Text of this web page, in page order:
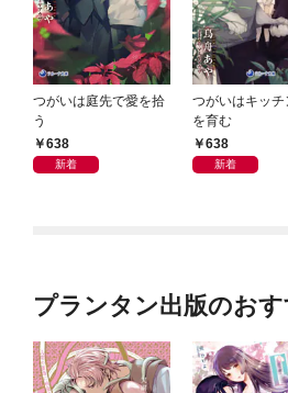
つがいは庭先で愛を拾
う
638
新着
つがいはキッチ
を育む
638
新着
プランタン出版のお